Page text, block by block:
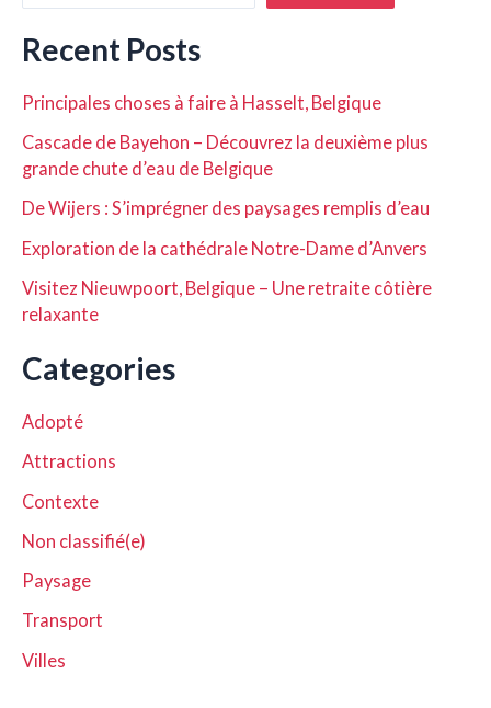
Recent Posts
Principales choses à faire à Hasselt, Belgique
Cascade de Bayehon – Découvrez la deuxième plus
grande chute d’eau de Belgique
De Wijers : S’imprégner des paysages remplis d’eau
Exploration de la cathédrale Notre-Dame d’Anvers
Visitez Nieuwpoort, Belgique – Une retraite côtière
relaxante
Categories
Adopté
Attractions
Contexte
Non classifié(e)
Paysage
Transport
Villes